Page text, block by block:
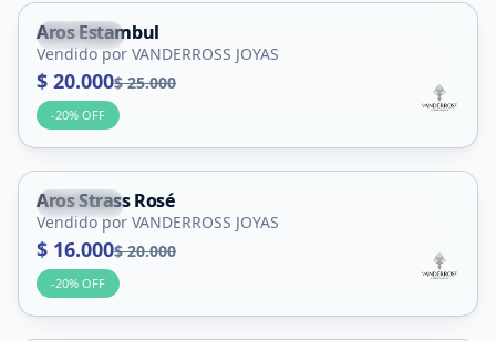
Capital
Aros Estambul
Vendido por VANDERROSS JOYAS
$ 20.000$ 25.000
-20% OFF
Capital
Aros Strass Rosé
Vendido por VANDERROSS JOYAS
$ 16.000$ 20.000
-20% OFF